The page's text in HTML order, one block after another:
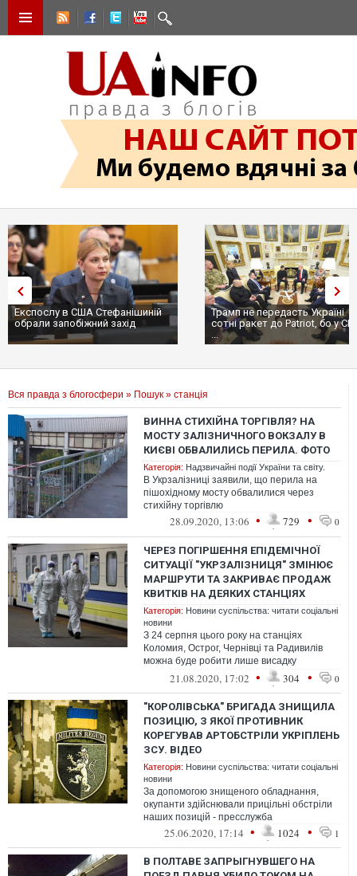
Експослу в США Стефанішиній
обрали запобіжний захід
Трамп не передасть Україні
сотні ракет до Patriot, бо у
...
Вся правда з блогосфери » Пошук » станція
ВИННА СТИХІЙНА ТОРГІВЛЯ? НА
МОСТУ ЗАЛІЗНИЧНОГО ВОКЗАЛУ В
КИЄВІ ОБВАЛИЛИСЬ ПЕРИЛА. ФОТО
Категорія: Надзвичайні події України та світу.
В Укрзалізниці заявили, що перила на
пішохідному мосту обвалилися через
стихійну торгівлю
28.09.2020, 13:06 • 729 • 0
ЧЕРЕЗ ПОГІРШЕННЯ ЕПІДЕМІЧНОЇ
СИТУАЦІЇ "УКРЗАЛІЗНИЦЯ" ЗМІНЮЄ
МАРШРУТИ ТА ЗАКРИВАЄ ПРОДАЖ
КВИТКІВ НА ДЕЯКИХ СТАНЦІЯХ
Категорія: Новини суспільства: читати соціальні
новини
З 24 серпня цього року на станціях
Коломия, Острог, Чернівці та Радивилів
можна буде робити лише висадку
пасажирів.21.08.2020, 17:02 • 304 • 0
"КОРОЛІВСЬКА" БРИГАДА ЗНИЩИЛА
ПОЗИЦІЮ, З ЯКОЇ ПРОТИВНИК
КОРЕГУВАВ АРТОБСТРІЛИ УКРІПЛЕНЬ
ЗСУ. ВІДЕО
Категорія: Новини суспільства: читати соціальні
новини
За допомогою знищеного обладнання,
окупанти здійснювали прицільні обстріли
наших позицій - пресслужба
25.06.2020, 17:14 • 1024 • 1
В ПОЛТАВЕ ЗАПРЫГНУВШЕГО НА